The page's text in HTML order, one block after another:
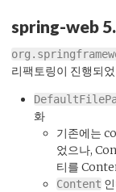
spring-web
리팩토링이 진행되
화
기존에는
었으나,
티를
Content